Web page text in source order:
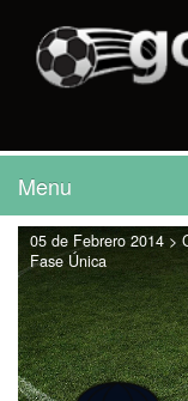
Menu
05 de Febrero 2014 >
Fase Única